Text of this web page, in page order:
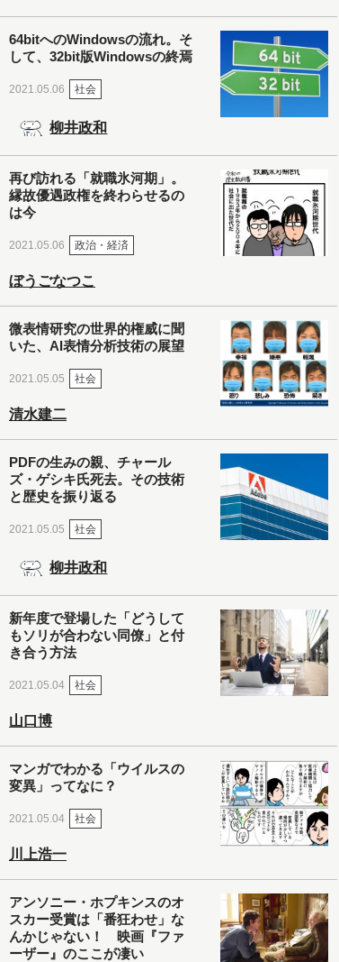
64bitへのWindowsの流れ。そ
して、32bit版Windowsの終焉
2021.05.06 社会
柳井政和
再び訪れる「就職氷河期」。
縁故優遇政権を終わらせるの
は今
2021.05.06 政治・経済
ぼうごなつこ
微表情研究の世界的権威に聞
いた、AI表情分析技術の展望
2021.05.05 社会
清水建二
PDFの生みの親、チャール
ズ・ゲシキ氏死去。その技術
と歴史を振り返る
2021.05.05 社会
柳井政和
新年度で登場した「どうして
もソリが合わない同僚」と付
き合う方法
2021.05.04 社会
山口博
マンガでわかる「ウイルスの
変異」ってなに？
2021.05.04 社会
川上浩一
アンソニー・ホプキンスのオ
スカー受賞は「番狂わせ」な
んかじゃない！ 映画『ファ
ーザー』のここが凄い